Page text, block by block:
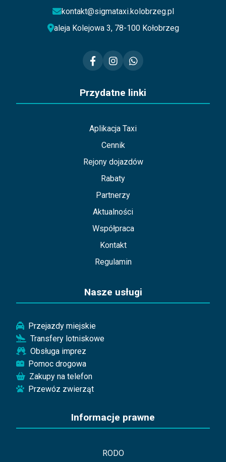
kontakt@sigmataxi.kolobrzeg.pl
aleja Kolejowa 3, 78-100 Kołobrzeg
Przydatne linki
Aplikacja Taxi
Cennik
Rejony dojazdów
Rabaty
Partnerzy
Aktualności
Współpraca
Kontakt
Regulamin
Nasze usługi
Przejazdy miejskie
Transfery lotniskowe
Obsługa imprez
Pomoc drogowa
Zakupy na telefon
Przewóz zwierząt
Informacje prawne
RODO